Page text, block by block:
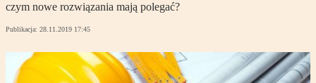
czym nowe rozwiązania mają polegać?
Publikacja: 28.11.2019 17:45